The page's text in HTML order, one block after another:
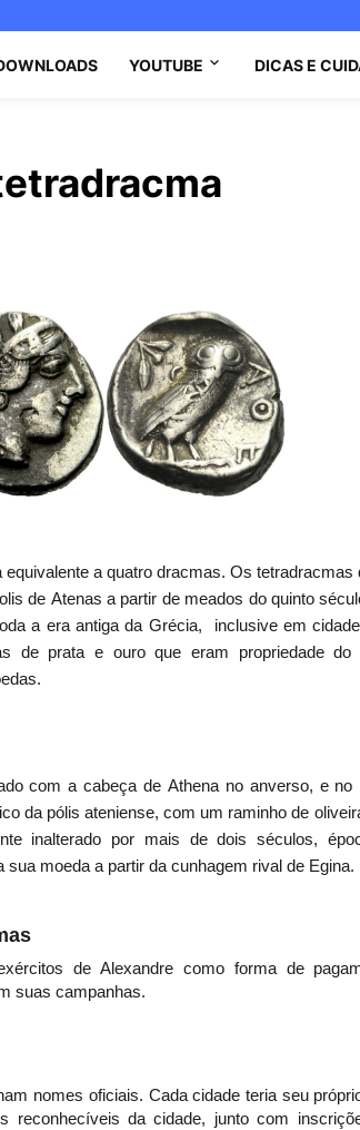
YOUTUBE DICAS E
equivalente a quatro dracmas. Os tetradracmas
de Atenas a partir de meados do quinto
a era antiga da Grécia, inclusive em
de prata e ouro que eram propriedade do
.
com a cabeça de Athena no anverso, e no
da pólis ateniense, com um raminho de
inalterado por mais de dois séculos,
sua moeda a partir da cunhagem rival de Egina.
de Alexandre como forma de
suas campanhas.
nomes oficiais. Cada cidade teria seu
reconhecíveis da cidade, junto com